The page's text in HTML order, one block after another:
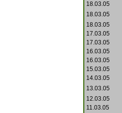
18.03.05
18.03.05
18.03.05
17.03.05
17.03.05
16.03.05
16.03.05
15.03.05
14.03.05
13.03.05
12.03.05
11.03.05